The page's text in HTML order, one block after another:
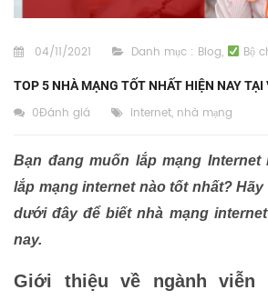
04/11/2021 Danh mục : Blog, Bộ
TOP 5 NHÀ MẠNG TỐT NHẤT HIỆN NAY TẠI
0Đánh giá internet, nhà mạng
Bạn đang muốn lắp mạng
lắp mạng internet nào tốt nhất?
dưới đây để biết nhà mạng
nay.
Giới thiệu về ngành viễn